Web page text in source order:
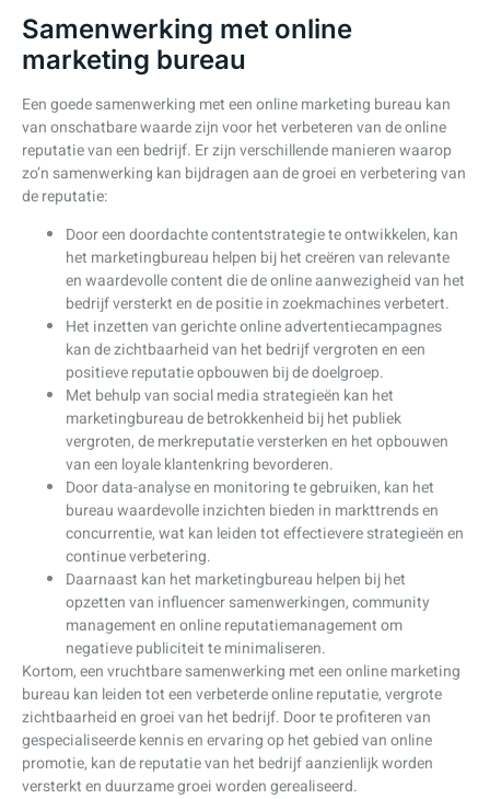
Samenwerking met online
marketing bureau
Een goede samenwerking met een online marketing bureau kan
van onschatbare waarde zijn voor het verbeteren van de online
reputatie van een bedrijf. Er zijn verschillende manieren waarop
zo’n samenwerking kan bijdragen aan de groei en verbetering van
de reputatie:
Door een doordachte contentstrategie te ontwikkelen, kan
het marketingbureau helpen bij het creëren van relevante
en waardevolle content die de online aanwezigheid van het
bedrijf versterkt en de positie in zoekmachines verbetert.
Het inzetten van gerichte online advertentiecampagnes
kan de zichtbaarheid van het bedrijf vergroten en een
positieve reputatie opbouwen bij de doelgroep.
Met behulp van social media strategieën kan het
marketingbureau de betrokkenheid bij het publiek
vergroten, de merkreputatie versterken en het opbouwen
van een loyale klantenkring bevorderen.
Door data-analyse en monitoring te gebruiken, kan het
bureau waardevolle inzichten bieden in markttrends en
concurrentie, wat kan leiden tot effectievere strategieën en
continue verbetering.
Daarnaast kan het marketingbureau helpen bij het
opzetten van influencer samenwerkingen, community
management en online reputatiemanagement om
negatieve publiciteit te minimaliseren.
Kortom, een vruchtbare samenwerking met een online marketing
bureau kan leiden tot een verbeterde online reputatie, vergrote
zichtbaarheid en groei van het bedrijf. Door te profiteren van
gespecialiseerde kennis en ervaring op het gebied van online
promotie, kan de reputatie van het bedrijf aanzienlijk worden
versterkt en duurzame groei worden gerealiseerd.